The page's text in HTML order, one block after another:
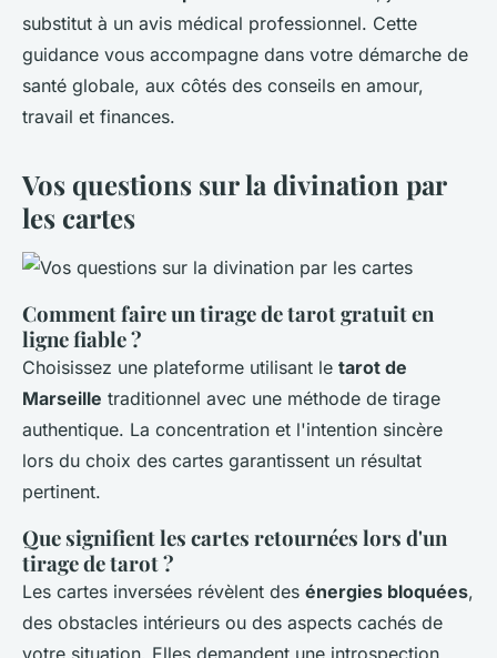
substitut à un avis médical professionnel. Cette
guidance vous accompagne dans votre démarche de
santé globale, aux côtés des conseils en amour,
travail et finances.
Vos questions sur la divination par
les cartes
Comment faire un tirage de tarot gratuit en
ligne fiable ?
Choisissez une plateforme utilisant le tarot de
Marseille traditionnel avec une méthode de tirage
authentique. La concentration et l'intention sincère
lors du choix des cartes garantissent un résultat
pertinent.
Que signifient les cartes retournées lors d'un
tirage de tarot ?
Les cartes inversées révèlent des énergies bloquées,
des obstacles intérieurs ou des aspects cachés de
votre situation. Elles demandent une introspection